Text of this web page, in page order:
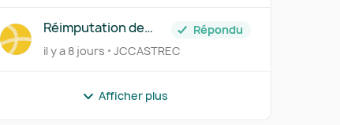
Réimputation de
factures clients
générée sur
Répondu
il y a 8 jours
JCCASTREC
Afficher plus